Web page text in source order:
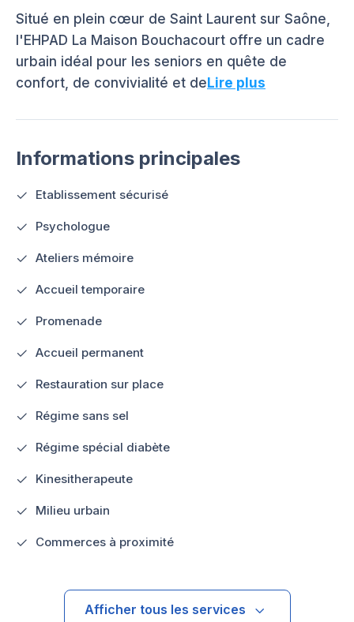
Situé en plein cœur de Saint Laurent sur Saône,
l'EHPAD La Maison Bouchacourt offre un cadre
urbain idéal pour les seniors en quête de
confort, de convivialité et deLire plus
Informations principales
Etablissement sécurisé
Psychologue
Ateliers mémoire
Accueil temporaire
Promenade
Accueil permanent
Restauration sur place
Régime sans sel
Régime spécial diabète
Kinesitherapeute
Milieu urbain
Commerces à proximité
Afficher tous les services